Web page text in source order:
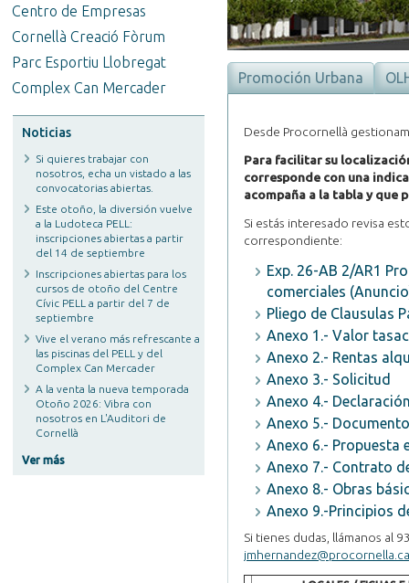
Centro de Empresas
Cornellà Creació Fòrum
Parc Esportiu Llobregat
Complex Can Mercader
Noticias
Si quieres trabajar con
nosotros, echa un vistado a las
convocatorias abiertas.
Este otoño, la diversión vuelve
a la Ludoteca PELL:
inscripciones abiertas a partir
del 14 de septiembre
Inscripciones abiertas para los
cursos de otoño del Centre
Cívic PELL a partir del 7 de
septiembre
Vive el verano más refrescante a
las piscinas del PELL y del
Complex Can Mercader
A la venta la nueva temporada
Otoño 2026: Vibra con
nosotros en L'Auditori de
Cornellà
Ver más
Promoción Urbana
Desde Procornellà
Para facilitar su
corresponde con una
acompaña a la tabla y que
Si estás interesado revisa
correspondiente:
Exp. 26-AB 2/AR1
comerciales
Pliego de Clausulas
Anexo 1.- Valor
Anexo 2.- Rentas
Anexo 3.- Solicitud
Anexo 4.-
Anexo 5.-
Anexo 6.- Propuesta
Anexo 7.- Contrato
Anexo 8.- Obras
Anexo 9.-Principios
Si tienes dudas, llámanos al